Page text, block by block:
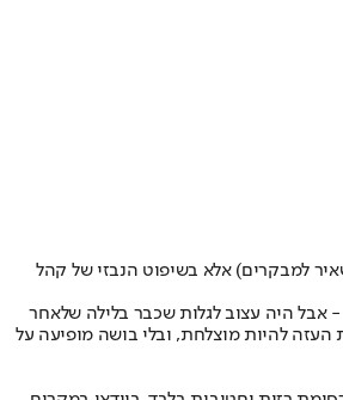
למבקרים) אלא בשיפוט הנבזי של קהל
אבל היה עצוב לגלות שכבר בלילה שלאחר
להיות מוצלחת, ובלי בושה מופיעה על